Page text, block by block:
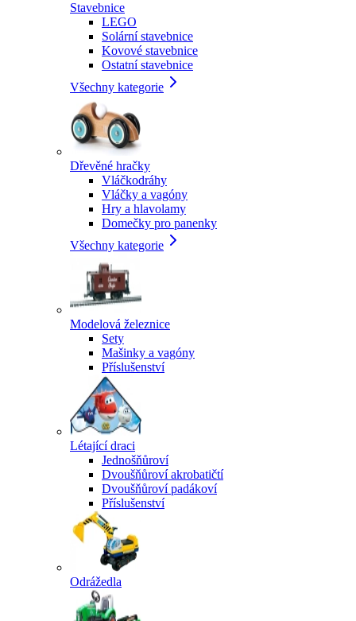
Stavebnice
LEGO
Solární stavebnice
Kovové stavebnice
Ostatní stavebnice
Všechny kategorie
Dřevěné hračky
Vláčkodráhy
Vláčky a vagóny
Hry a hlavolamy
Domečky pro panenky
Všechny kategorie
Modelová železnice
Sety
Mašinky a vagóny
Příslušenství
Létající draci
Jednošňůroví
Dvoušňůroví akrobatičtí
Dvoušňůroví padákoví
Příslušenství
Odrážedla